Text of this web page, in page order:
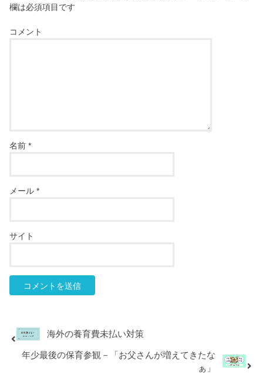
欄は必須項目です
コメント
名前*
メール*
サイト
海外の養育費未払い対策
年少最後の保育参観－「お父さんが増えてきたな
ぁ」